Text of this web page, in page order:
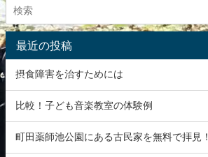
最近の投稿
摂食障害を治すためには
比較！子ども音楽教室の体験例
町田薬師池公園にある古民家を無料で拝見！